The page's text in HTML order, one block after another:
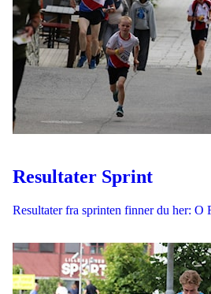
Resultater Sprint
Resultater fra sprinten finner du her: